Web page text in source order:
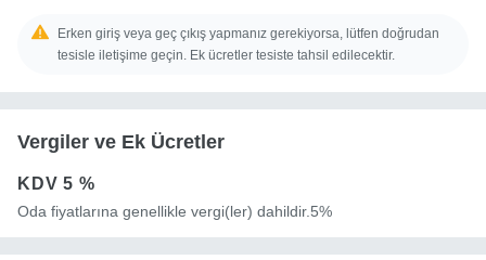
Erken giriş veya geç çıkış yapmanız gerekiyorsa, lütfen doğrudan
tesisle iletişime geçin. Ek ücretler tesiste tahsil edilecektir.
Vergiler ve Ek Ücretler
KDV5 %
Oda fiyatlarına genellikle vergi(ler) dahildir.5%